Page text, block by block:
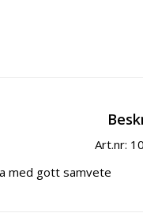
Art.nr:
med gott samvete